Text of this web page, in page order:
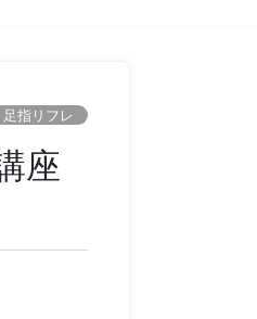
足指リフレ